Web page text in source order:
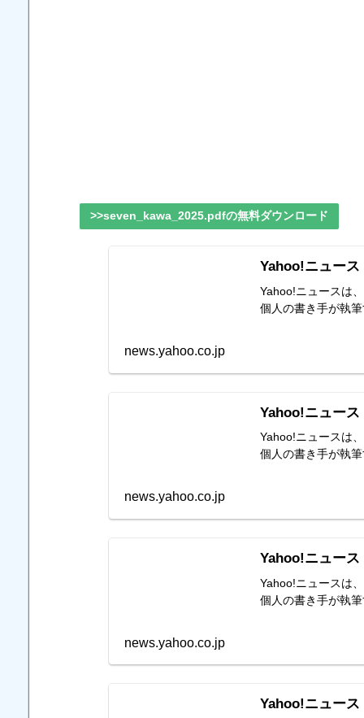
>>seven_kawa_2025.pdfの無料ダウンロード
Yahoo!ニュース
Yahoo!ニュースは
個人の書き手が執
news.yahoo.co.jp
Yahoo!ニュース
Yahoo!ニュースは
個人の書き手が執
news.yahoo.co.jp
Yahoo!ニュース
Yahoo!ニュースは
個人の書き手が執
news.yahoo.co.jp
Yahoo!ニュース